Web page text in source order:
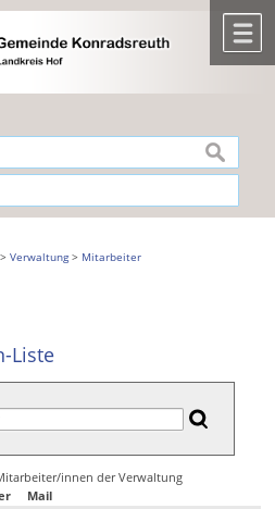
springen.
suchen
> Verwaltung> Mitarbeiter
Liste
innen der Verwaltung
Mail